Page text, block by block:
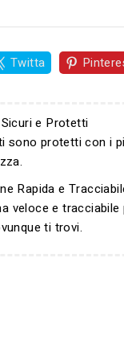
Twitta
e Protetti
sono protetti con i
Rapida e
veloce e tracciabile
ti trovi.